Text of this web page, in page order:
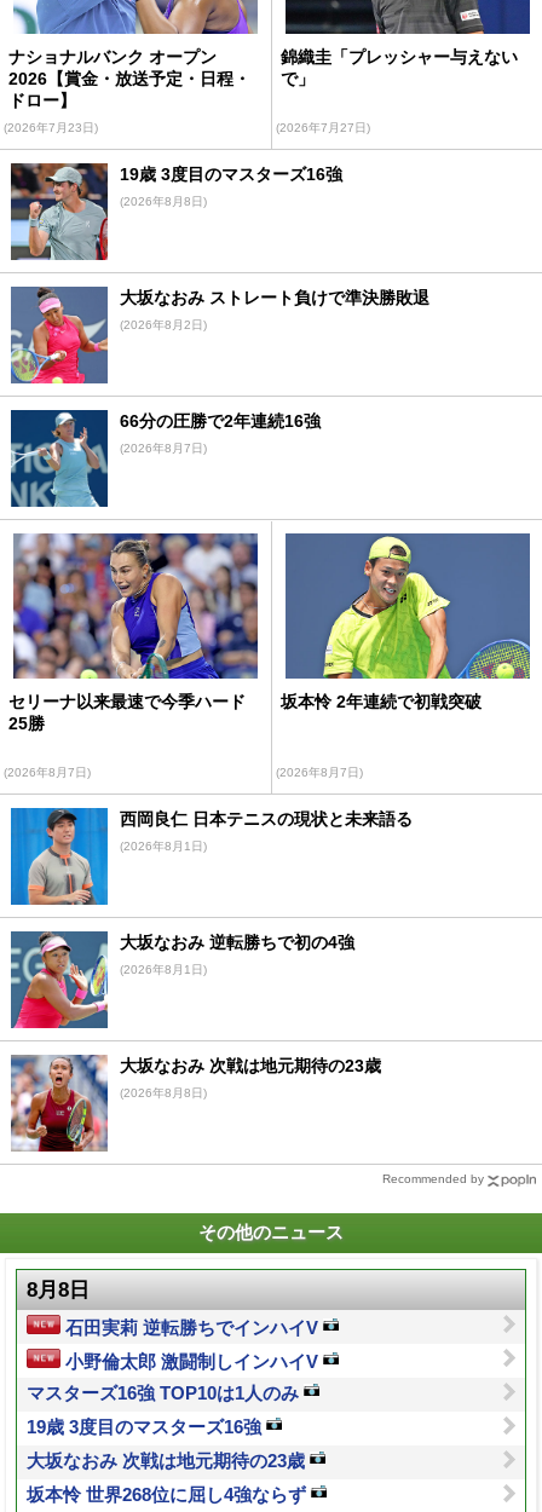
ナショナルバンク オープン
2026【賞金・放送予定・日程・
ドロー】
(2026年7月23日)
錦織圭「プレッシャー与えない
で」
(2026年7月27日)
19歳 3度目のマスターズ16強
(2026年8月8日)
大坂なおみ ストレート負けで準決勝敗退
(2026年8月2日)
66分の圧勝で2年連続16強
(2026年8月7日)
セリーナ以来最速で今季ハード
25勝
(2026年8月7日)
坂本怜 2年連続で初戦突破
(2026年8月7日)
西岡良仁 日本テニスの現状と未来語る
(2026年8月1日)
大坂なおみ 逆転勝ちで初の4強
(2026年8月1日)
大坂なおみ 次戦は地元期待の23歳
(2026年8月8日)
Recommended by
その他のニュース
8月8日
石田実莉 逆転勝ちでインハイV
小野倫太郎 激闘制しインハイV
マスターズ16強 TOP10は1人のみ
19歳 3度目のマスターズ16強
大坂なおみ 次戦は地元期待の23歳
坂本怜 世界268位に屈し4強ならず